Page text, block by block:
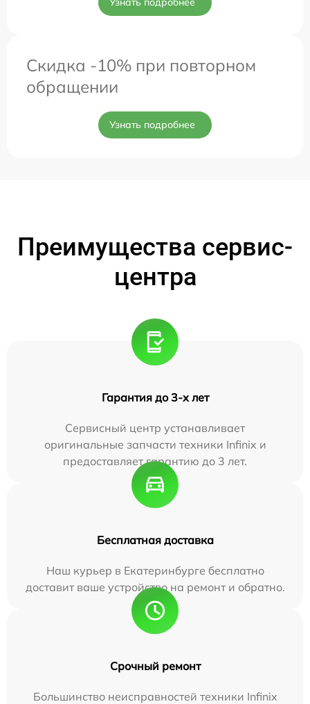
Скидка -10% при повторном
обращении
Узнать подробнее
Преимущества сервис-
центра
Гарантия до 3-х лет
Сервисный центр устанавливает
оригинальные запчасти техники Infinix и
предоставляет гарантию до 3 лет.
Бесплатная доставка
Наш курьер в Екатеринбурге бесплатно
доставит ваше устройство на ремонт и обратно.
Срочный ремонт
Большинство неисправностей техники Infinix